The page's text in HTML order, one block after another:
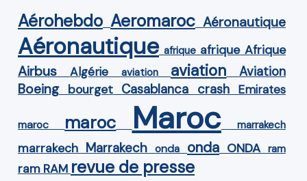
Aérohebdo Aeromaroc Aéronautique
Aéronautique afrique afrique Afrique
Airbus Algérie aviation aviation Aviation
Boeing bourget Casablanca crash Emirates
maroc maroc Maroc marrakech
marrakech Marrakech onda onda ONDA ram
ram RAM revue de presse